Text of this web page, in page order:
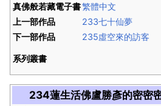
真佛般若藏電子書繁體中文
上一部作品
233七十仙夢
下一部作品
235虛空來的訪客
系列叢書
234蓮生活佛盧勝彥的密密